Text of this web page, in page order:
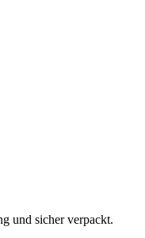
und sicher verpackt.